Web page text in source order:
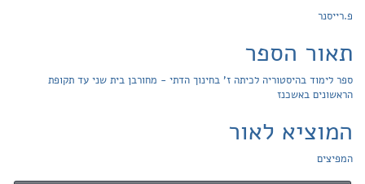
פ.רייסנר
תאור הספר
ספר לימוד בהיסטוריה לכיתה ז' בחינוך הדתי - מחורבן בית שני עד תקופת
הראשונים באשכנז
המוציא לאור
המפיצים